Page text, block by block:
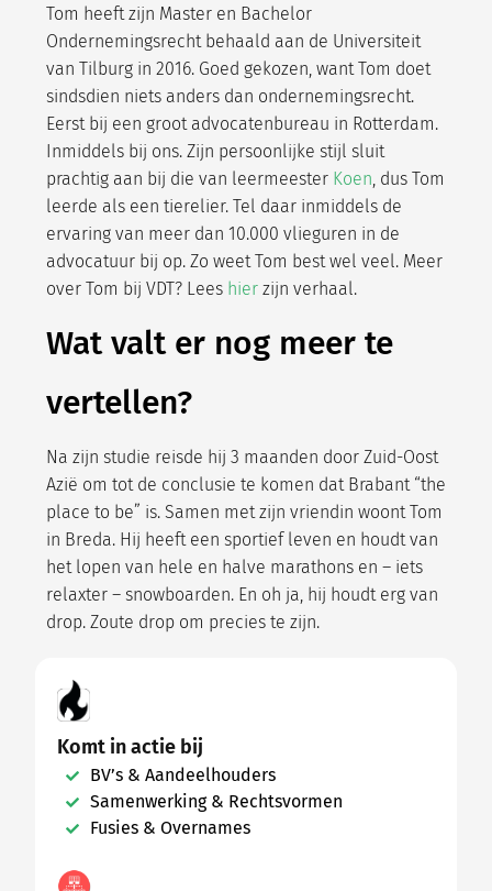
Tom heeft zijn Master en Bachelor
Ondernemingsrecht behaald aan de Universiteit
van Tilburg in 2016. Goed gekozen, want Tom doet
sindsdien niets anders dan ondernemingsrecht.
Eerst bij een groot advocatenbureau in Rotterdam.
Inmiddels bij ons. Zijn persoonlijke stijl sluit
prachtig aan bij die van leermeester Koen, dus Tom
leerde als een tierelier. Tel daar inmiddels de
ervaring van meer dan 10.000 vlieguren in de
advocatuur bij op. Zo weet Tom best wel veel. Meer
over Tom bij VDT? Lees hier zijn verhaal.
Wat valt er nog meer te
vertellen?
Na zijn studie reisde hij 3 maanden door Zuid-Oost
Azië om tot de conclusie te komen dat Brabant “the
place to be” is. Samen met zijn vriendin woont Tom
in Breda. Hij heeft een sportief leven en houdt van
het lopen van hele en halve marathons en – iets
relaxter – snowboarden. En oh ja, hij houdt erg van
drop. Zoute drop om precies te zijn.
Komt in actie bij
BV’s & Aandeelhouders
Samenwerking & Rechtsvormen
Fusies & Overnames